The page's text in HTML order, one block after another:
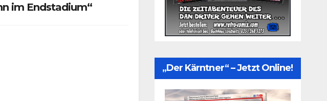
im Endstadium“
„Der Kärntner“ – Jetzt Online!